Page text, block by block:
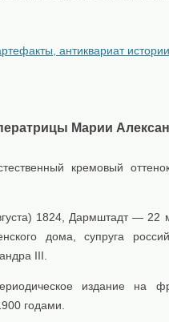
антиквариат
Марии
кремовый
1824, Дармштадт — 22
дома, супруга
III.
издание на
годами.